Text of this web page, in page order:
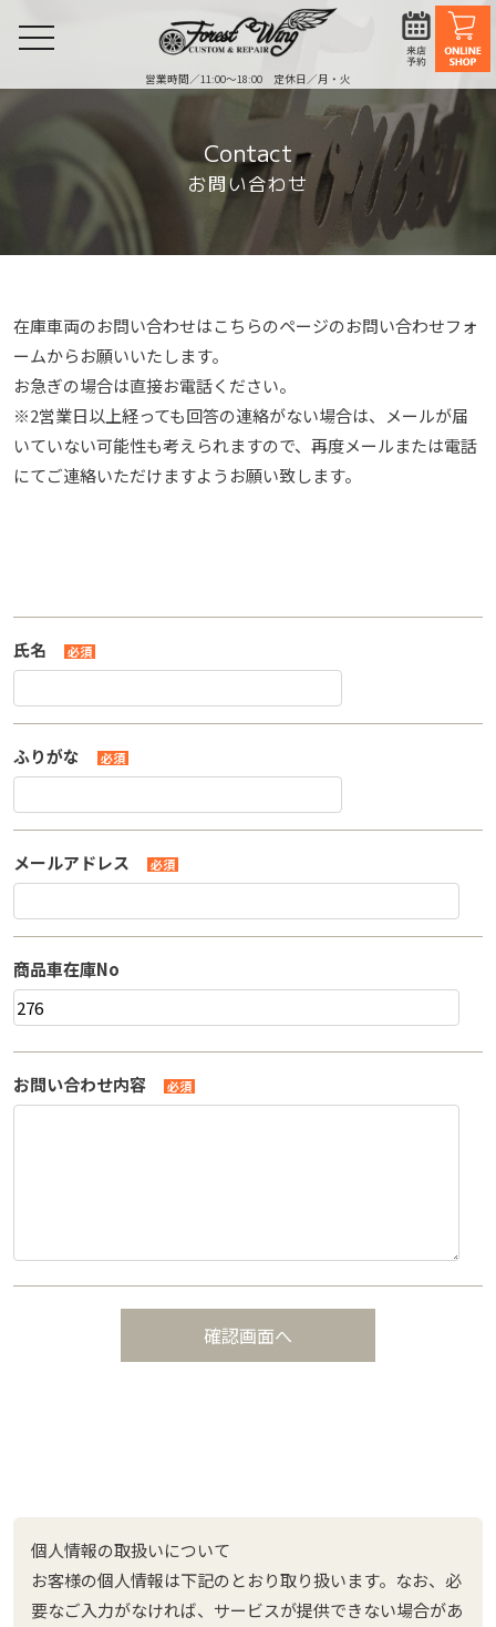
営業時間／11:00〜18:00 定休日／月・火
toggle
Contact
お問い合わせ
在庫車両のお問い合わせはこちらのページのお問い合わせフォ
ームからお願いいたします。
お急ぎの場合は直接お電話ください。
※2営業⽇以上経っても回答の連絡がない場合は、メールが届
いていない可能性も考えられますので、再度メールまたは電話
にてご連絡いただけますようお願い致します。
氏名 必須
ふりがな 必須
メールアドレス 必須
商品車在庫No
お問い合わせ内容 必須
個人情報の取扱いについて
お客様の個人情報は下記のとおり取り扱います。なお、必
要なご入力がなければ、サービスが提供できない場合があ